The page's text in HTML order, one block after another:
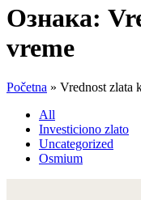
Ознака:
vreme
Početna » Vrednost zlata
All
Investiciono zlato
Uncategorized
Osmium